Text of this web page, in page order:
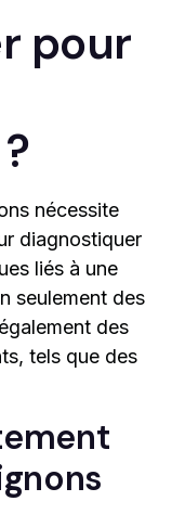
pour
nécessite
diagnostiquer
liés à une
seulement des
des
tels que des